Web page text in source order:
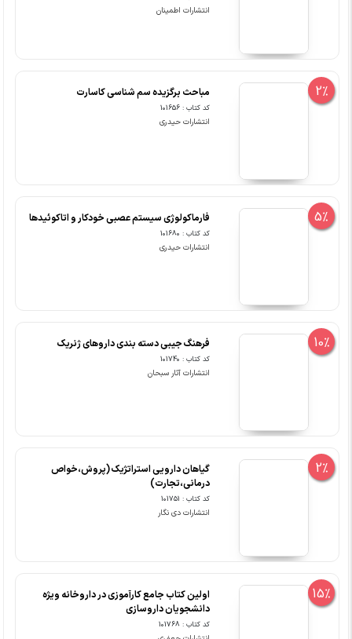
انتشارات اطمینان
2% مباحث برگزیده سم شناسی کاسارت
کد کتاب : 101656
انتشارات حیدری
5% فارماکولوژی سیستم عصبی خودکار و اتاکوئیدها
کد کتاب : 101680
انتشارات حیدری
10% فرهنگ جیبی دسته بندی داروهای ژنریک
کد کتاب : 101740
انتشارات آثار سبحان
2%
گیاهان دارویی استراتژیک (پروش،خواص
درمانی،تجارت)
کد کتاب : 101751
انتشارات دی نگار
15%
اولین کتاب جامع کارآموزی در داروخانه ویژه
دانشجویان داروسازی
کد کتاب : 101768